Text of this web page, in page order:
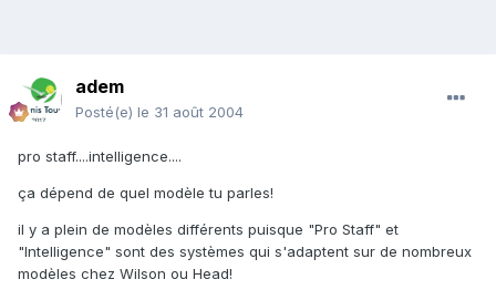
adem
Posté(e) le 31 août 2004
pro staff....intelligence....
ça dépend de quel modèle tu parles!
il y a plein de modèles différents puisque "Pro Staff" et
"Intelligence" sont des systèmes qui s'adaptent sur de nombreux
modèles chez Wilson ou Head!